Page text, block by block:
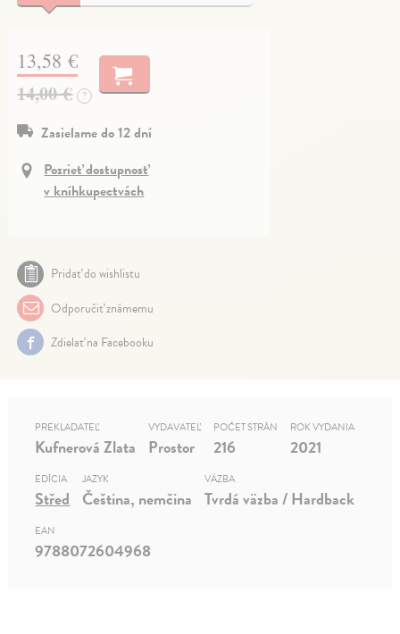
13,58 €
14,00 €
?
Zasielame do 12 dní
Pozrieť dostupnosť
v kníhkupectvách
Pridať do wishlistu
Odporučiť známemu
Zdielať na Facebooku
PREKLADATEĽ
Kufnerová Zlata
VYDAVATEĽ
Prostor
POČET STRÁN
216
ROK VYDANIA
2021
EDÍCIA
Střed
JAZYK
Čeština, nemčina
VÄZBA
Tvrdá väzba / Hardback
EAN
9788072604968